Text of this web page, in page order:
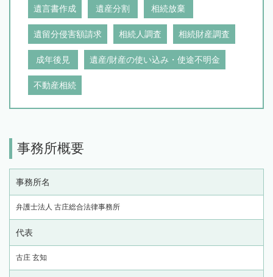
遺言書作成 遺産分割 相続放棄
遺留分侵害額請求 相続人調査 相続財産調査
成年後見 遺産/財産の使い込み・使途不明金
不動産相続
事務所概要
事務所名
弁護士法人 古庄総合法律事務所
代表
古庄 玄知